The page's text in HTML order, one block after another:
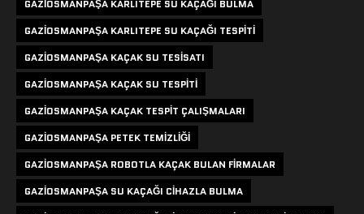
GAZIOSMANPAŞA KARLITEPE SU KAÇAĞI BULMA
GAZIOSMANPAŞA KARLITEPE SU KAÇAĞI TESPITI
GAZIOSMANPAŞA KAÇAK SU TESISATI
GAZIOSMANPAŞA KAÇAK SU TESPITI
GAZIOSMANPAŞA KAÇAK TESPIT ÇALIŞMALARI
GAZIOSMANPAŞA PETEK TEMIZLIĞI
GAZIOSMANPAŞA ROBOTLA KAÇAK BULAN FIRMALAR
GAZIOSMANPAŞA SU KAÇAĞI CIHAZLA BULMA